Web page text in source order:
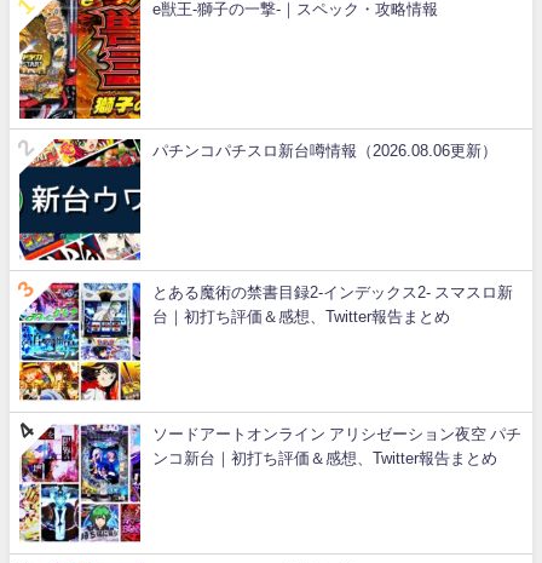
e獣王-獅子の一撃-｜スペック・攻略情報
パチンコパチスロ新台噂情報（2026.08.06更新）
とある魔術の禁書目録2-インデックス2- スマスロ新
台｜初打ち評価＆感想、Twitter報告まとめ
ソードアートオンライン アリシゼーション夜空 パチ
ンコ新台｜初打ち評価＆感想、Twitter報告まとめ